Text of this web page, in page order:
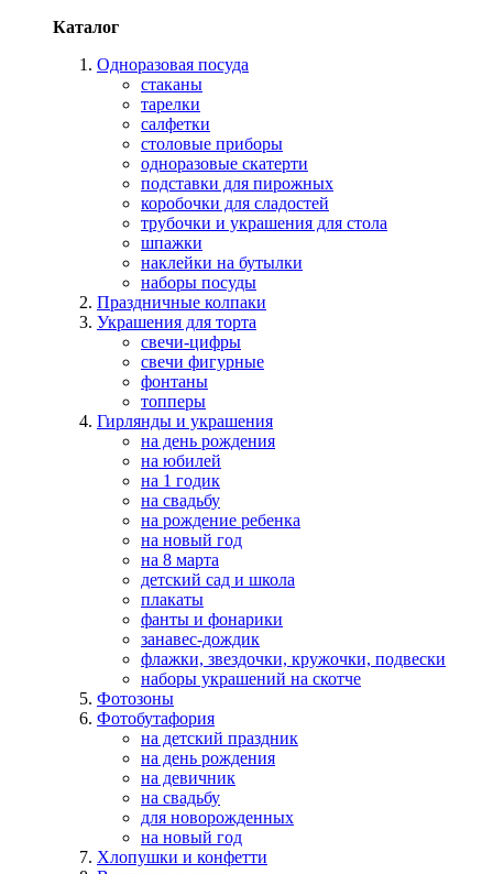
Каталог
Одноразовая посуда
стаканы
тарелки
салфетки
столовые приборы
одноразовые скатерти
подставки для пирожных
коробочки для сладостей
трубочки и украшения для стола
шпажки
наклейки на бутылки
наборы посуды
Праздничные колпаки
Украшения для торта
свечи-цифры
свечи фигурные
фонтаны
топперы
Гирлянды и украшения
на день рождения
на юбилей
на 1 годик
на свадьбу
на рождение ребенка
на новый год
на 8 марта
детский сад и школа
плакаты
фанты и фонарики
занавес-дождик
флажки, звездочки, кружочки, подвески
наборы украшений на скотче
Фотозоны
Фотобутафория
на детский праздник
на день рождения
на девичник
на свадьбу
для новорожденных
на новый год
Хлопушки и конфетти